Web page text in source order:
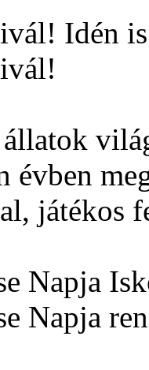
Idén
évben
játékos
Napja
Napja